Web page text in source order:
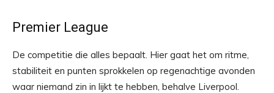
Premier League
De competitie die alles bepaalt. Hier gaat het om ritme,
stabiliteit en punten sprokkelen op regenachtige avonden
waar niemand zin in lijkt te hebben, behalve Liverpool.